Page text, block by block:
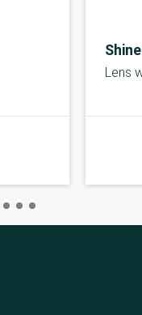
Shine
Lens